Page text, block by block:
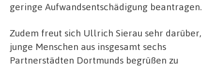
geringe Aufwandsentschädigung beantragen.
Zudem freut sich Ullrich Sierau sehr darüber,
junge Menschen aus insgesamt sechs
Partnerstädten Dortmunds begrüßen zu